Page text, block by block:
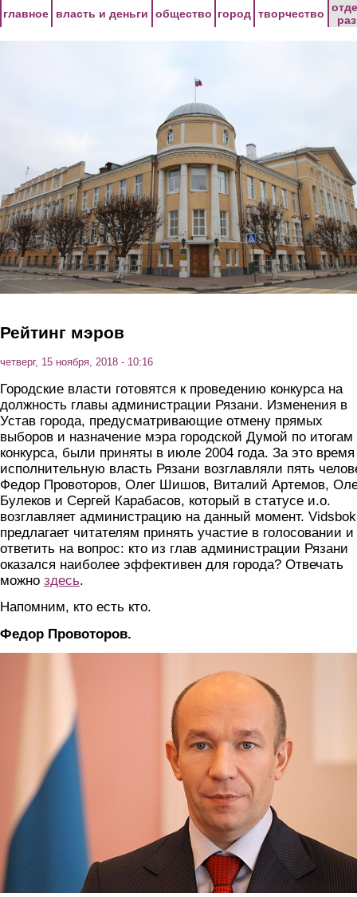
главное власть и деньги общество город творчество
Рейтинг мэров
четверг, 15 ноября, 2018 - 10:16
Городские власти готовятся к проведению конкурса на
должность главы администрации Рязани. Изменения в
Устав города, предусматривающие отмену прямых
выборов и назначение мэра городской Думой по итогам
конкурса, были приняты в июле 2004 года. За это время
исполнительную власть Рязани возглавляли пять
Федор Провоторов, Олег Шишов, Виталий Артемов,
Булеков и Сергей Карабасов, который в статусе и.о.
возглавляет администрацию на данный момент.
предлагает читателям принять участие в голосовании и
ответить на вопрос: кто из глав администрации Рязани
оказался наиболее эффективен для города? Отвечать
можно здесь.
Напомним, кто есть кто.
Федор Провоторов.